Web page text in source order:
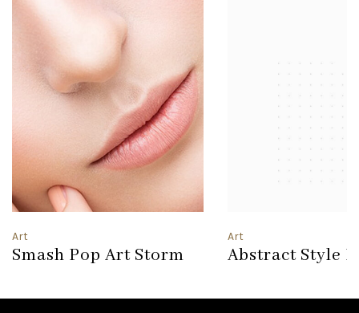
Art
Smash Pop Art Storm
Art
Abstract Style